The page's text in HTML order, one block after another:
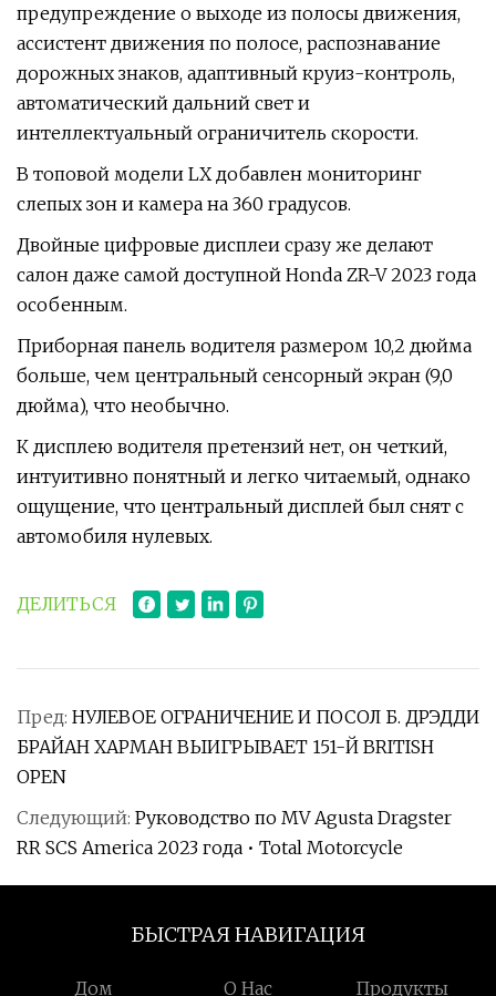
предупреждение о выходе из полосы движения,
ассистент движения по полосе, распознавание
дорожных знаков, адаптивный круиз-контроль,
автоматический дальний свет и
интеллектуальный ограничитель скорости.
В топовой модели LX добавлен мониторинг
слепых зон и камера на 360 градусов.
Двойные цифровые дисплеи сразу же делают
салон даже самой доступной Honda ZR-V 2023 года
особенным.
Приборная панель водителя размером 10,2 дюйма
больше, чем центральный сенсорный экран (9,0
дюйма), что необычно.
К дисплею водителя претензий нет, он четкий,
интуитивно понятный и легко читаемый, однако
ощущение, что центральный дисплей был снят с
автомобиля нулевых.
ДЕЛИТЬСЯ
Пред: НУЛЕВОЕ ОГРАНИЧЕНИЕ И ПОСОЛ Б. ДРЭДДИ
БРАЙАН ХАРМАН ВЫИГРЫВАЕТ 151-Й BRITISH
OPEN
Следующий: Руководство по MV Agusta Dragster
RR SCS America 2023 года • Total Motorcycle
БЫСТРАЯ НАВИГАЦИЯ
Дом О Нас Продукты